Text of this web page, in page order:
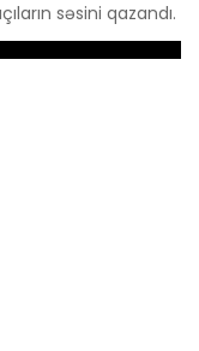
səsini qazandı.